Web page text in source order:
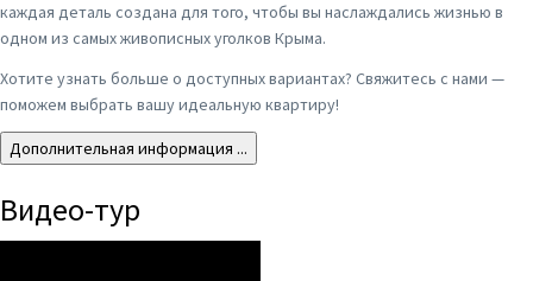
каждая деталь создана для того, чтобы вы наслаждались жизнью в
одном из самых живописных уголков Крыма.
Хотите узнать больше о доступных вариантах? Свяжитесь с нами —
поможем выбрать вашу идеальную квартиру!
Дополнительная информация ...
Видео-тур